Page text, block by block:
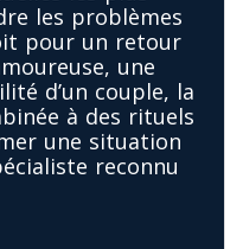
les problèmes
pour un retour
une
d’un couple, la
à des rituels
une situation
reconnu